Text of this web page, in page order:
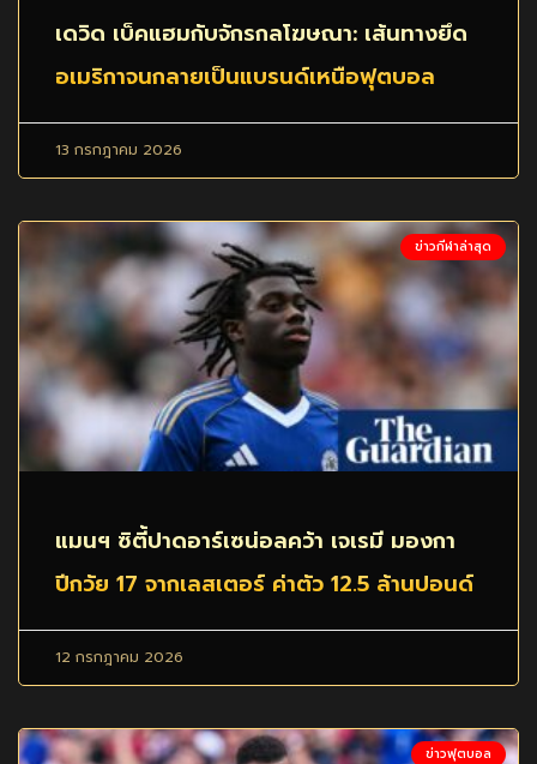
เดวิด เบ็คแฮมกับจักรกลโฆษณา: เส้นทางยึด
อเมริกาจนกลายเป็นแบรนด์เหนือฟุตบอล
13 กรกฎาคม 2026
ข่าวกีฬาล่าสุด
แมนฯ ซิตี้ปาดอาร์เซน่อลคว้า เจเรมี มองกา
ปีกวัย 17 จากเลสเตอร์ ค่าตัว 12.5 ล้านปอนด์
12 กรกฎาคม 2026
ข่าวฟุตบอล